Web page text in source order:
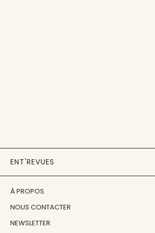
ENT'REVUES
À PROPOS
NOUS CONTACTER
NEWSLETTER